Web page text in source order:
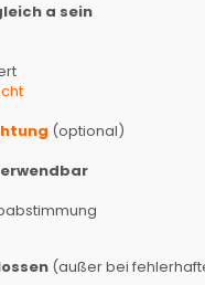
a sein
(optional)
(außer bei